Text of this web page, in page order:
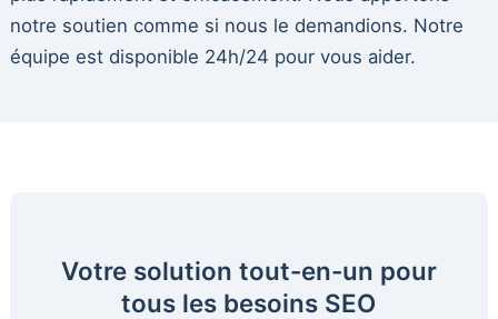
notre soutien comme si nous le demandions. Notre
équipe est disponible 24h/24 pour vous aider.
Votre solution tout-en-un pour
tous les besoins SEO